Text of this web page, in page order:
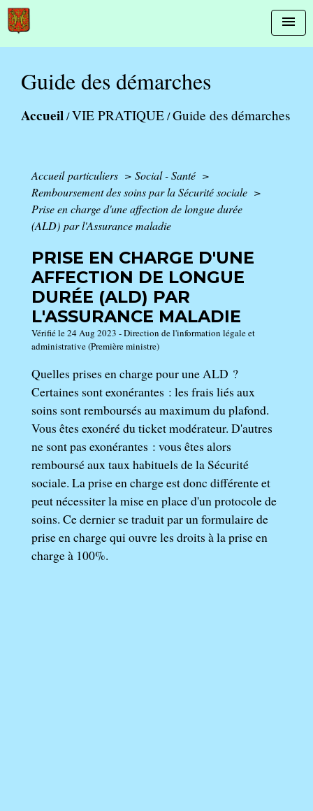
menu
Guide des démarches
Accueil/VIE PRATIQUE/Guide des démarches
Accueil particuliers > Social - Santé >
Remboursement des soins par la Sécurité sociale >
Prise en charge d'une affection de longue durée
(ALD) par l'Assurance maladie
PRISE EN CHARGE D'UNE
AFFECTION DE LONGUE
DURÉE (ALD) PAR
L'ASSURANCE MALADIE
Vérifié le 24 Aug 2023 - Direction de l'information légale et
administrative (Première ministre)
Quelles prises en charge pour une ALD ?
Certaines sont exonérantes : les frais liés aux
soins sont remboursés au maximum du plafond.
Vous êtes exonéré du ticket modérateur. D'autres
ne sont pas exonérantes : vous êtes alors
remboursé aux taux habituels de la Sécurité
sociale. La prise en charge est donc différente et
peut nécessiter la mise en place d'un protocole de
soins. Ce dernier se traduit par un formulaire de
prise en charge qui ouvre les droits à la prise en
charge à 100%.